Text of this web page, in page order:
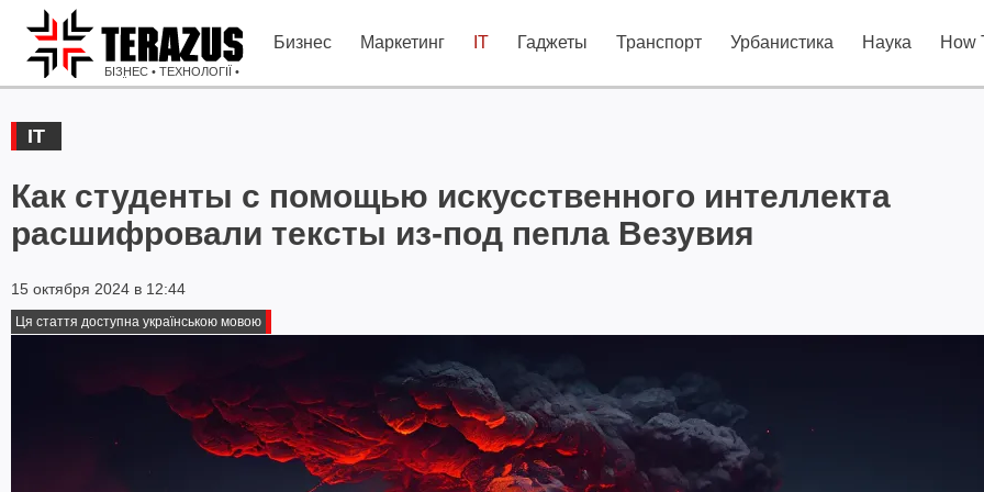
БІЗНЕС • ТЕХНОЛОГІЇ •
ІДЕЇ
Бизнес Маркетинг IT Гаджеты Транспорт Урбанистика Наука How
IT
Как студенты с помощью искусственного интеллекта
расшифровали тексты из-под пепла Везувия
15 октября 2024 в 12:44
Ця стаття доступна українською мовою